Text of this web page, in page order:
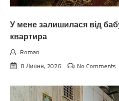
У мене залишилася від
квартира
Roman
8 Липня, 2026
No Comments